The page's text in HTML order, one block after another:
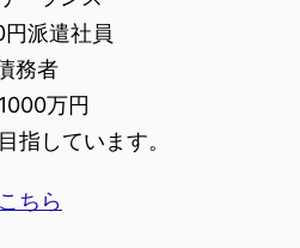
派遣社員
務者
万円
指しています。
ちら